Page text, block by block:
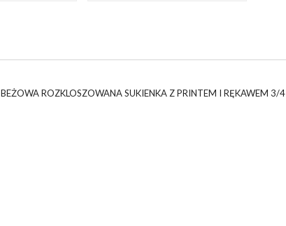
BEŻOWA ROZKLOSZOWANA SUKIENKA Z PRINTEM I RĘKAWEM 3/4